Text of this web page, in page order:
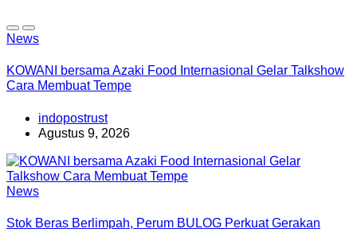
News
KOWANI bersama Azaki Food Internasional Gelar Talkshow
Cara Membuat Tempe
indopostrust
Agustus 9, 2026
News
Stok Beras Berlimpah, Perum BULOG Perkuat Gerakan